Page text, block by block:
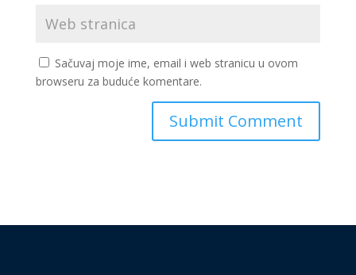
Sačuvaj moje ime, email i web stranicu u ovom
browseru za buduće komentare.